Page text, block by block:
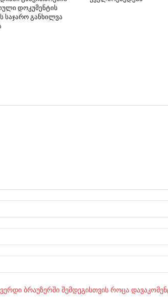
დოკუმენტის
საჯარო განხილვა
ბრაუზერში შემდეგისთვის როცა